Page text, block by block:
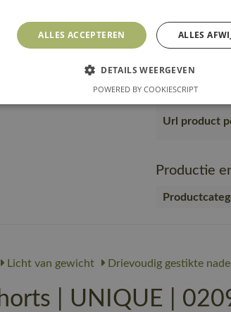
Branche
Gebruiker
Merk
Url product
Productie
Licht van gewicht Drievoudig gestikte
| UNIQUE |
ALLES ACCEPTEREN ALLES
DETAILS WEERGEVEN
POWERED BY COOKIESCRIPT